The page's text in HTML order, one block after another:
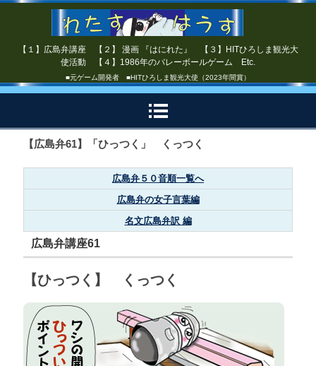
【１】広島弁講座 【２】 漫画 『はにれた』 【３】HITひろしま観光大
使活動 【４】1986年のバレーボールゲーム Etc.
■元ゲーム開発者 ■HITひろしま観光大使（2023年間賞）
【広島弁61】「ひっつく」 くっつく
広島弁５０音順一覧へ
広島弁の女子言葉編
名文広島弁訳 編
広島弁講座61
【ひっつく】 くっつく